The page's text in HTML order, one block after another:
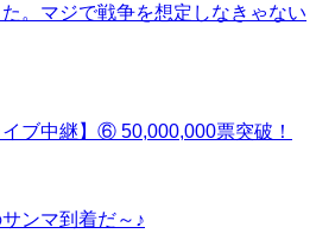
。マジで戦争を想定しなきゃない
ブ中継】⑥ 50,000,000票突破！
ンマ到着だ～♪